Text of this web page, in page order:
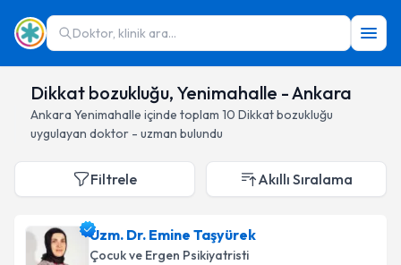
Doktor, klinik ara...
Dikkat bozukluğu, Yenimahalle - Ankara
Ankara Yenimahalle içinde toplam 10 Dikkat bozukluğu
uygulayan doktor - uzman bulundu
Filtrele Akıllı Sıralama
Uzm. Dr. Emine Taşyürek
Çocuk ve Ergen Psikiyatristi